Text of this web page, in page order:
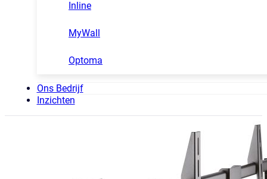
Inline
MyWall
Optoma
Ons Bedrijf
Inzichten